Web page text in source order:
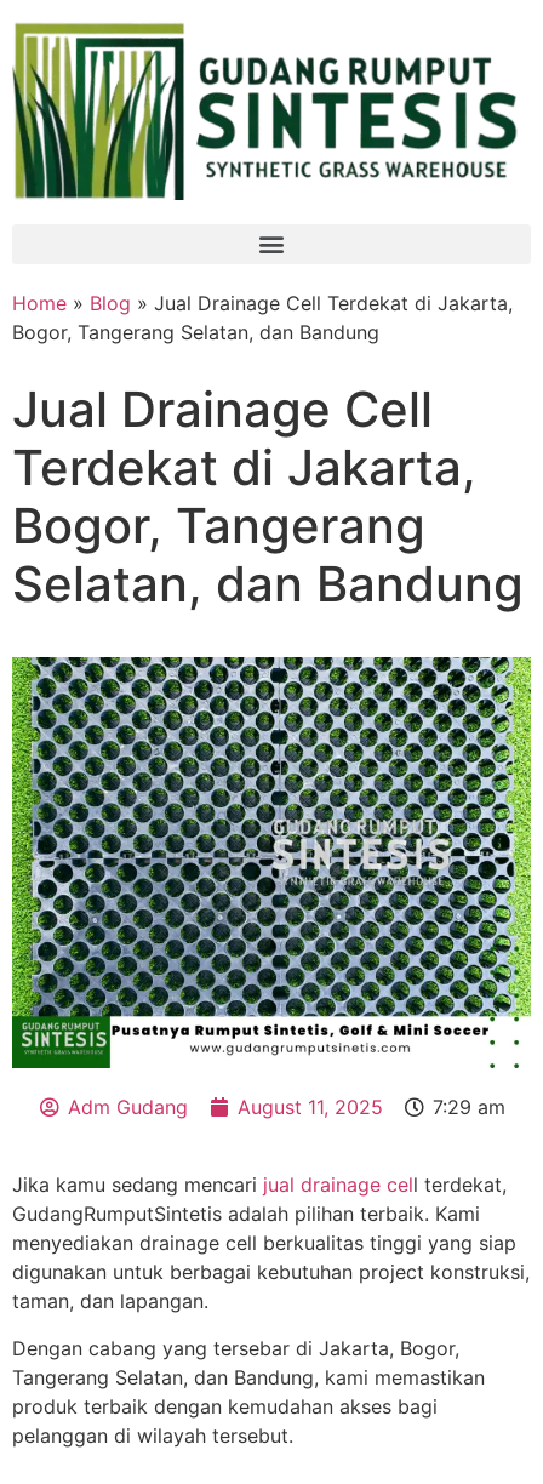
Home » Blog » Jual Drainage Cell Terdekat di Jakarta,
Bogor, Tangerang Selatan, dan Bandung
Jual Drainage Cell
Terdekat di Jakarta,
Bogor, Tangerang
Selatan, dan Bandung
Adm Gudang August 11, 2025 7:29 am
Jika kamu sedang mencari jual drainage cell terdekat,
GudangRumputSintetis adalah pilihan terbaik. Kami
menyediakan drainage cell berkualitas tinggi yang siap
digunakan untuk berbagai kebutuhan project konstruksi,
taman, dan lapangan.
Dengan cabang yang tersebar di Jakarta, Bogor,
Tangerang Selatan, dan Bandung, kami memastikan
produk terbaik dengan kemudahan akses bagi
pelanggan di wilayah tersebut.